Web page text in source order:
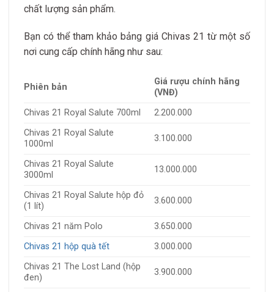
chất lượng sản phẩm.
Bạn có thể tham khảo bảng giá Chivas 21 từ một số
nơi cung cấp chính hãng như sau:
Phiên bản
Giá rượu chính hãng
(VNĐ)
Chivas 21 Royal Salute 700ml
2.200.000
Chivas 21 Royal Salute
1000ml
3.100.000
Chivas 21 Royal Salute
3000ml
13.000.000
Chivas 21 Royal Salute hộp đỏ
(1 lít)
3.600.000
Chivas 21 năm Polo
3.650.000
Chivas 21 hộp quà tết
3.000.000
Chivas 21 The Lost Land (hộp
đen)
3.900.000